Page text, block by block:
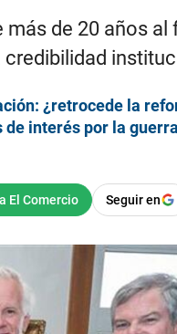
de 20 años al
¿retrocede la
interés por la
Seguir en